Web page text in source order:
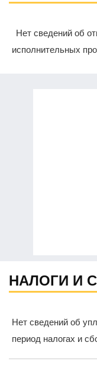
Нет сведений об
исполнительных
НАЛОГИ И
Нет сведений об
период налогах и